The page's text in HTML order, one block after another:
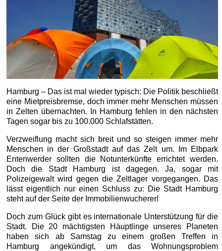
Hamburg – Das ist mal wieder typisch: Die Politik beschließt
eine Mietpreisbremse, doch immer mehr Menschen müssen
in Zelten übernachten. In Hamburg fehlen in den nächsten
Tagen sogar bis zu 100.000 Schlafstätten.
Verzweiflung macht sich breit und so steigen immer mehr
Menschen in der Großstadt auf das Zelt um. Im Elbpark
Entenwerder sollten die Notunterkünfte errichtet werden.
Doch die Stadt Hamburg ist dagegen. Ja, sogar mit
Polizeigewalt wird gegen die Zeltlager vorgegangen. Das
lässt eigentlich nur einen Schluss zu: Die Stadt Hamburg
steht auf der Seite der Immobilienwucherer!
Doch zum Glück gibt es internationale Unterstützung für die
Stadt. Die 20 mächtigsten Häuptlinge unseres Planeten
haben sich ab Samstag zu einem großen Treffen in
Hamburg angekündigt, um das Wohnungsproblem